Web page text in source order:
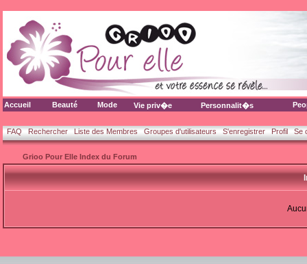
Accueil Beauté Mode Vie priv�e Personnalit�s
FAQ Rechercher Liste des Membres Groupes d'utilisateurs S'enregistrer Profil Se
Grioo Pour Elle Index du Forum